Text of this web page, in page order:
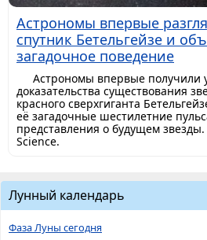
Астрономы впервые
спутник Бетельгейзе и
загадочное поведение
Астрономы впервые получили
доказательства существования
красного сверхгиганта
её загадочные шестилетние
представления о будущем
Science.
Лунный календарь
Фаза Луны сегодня